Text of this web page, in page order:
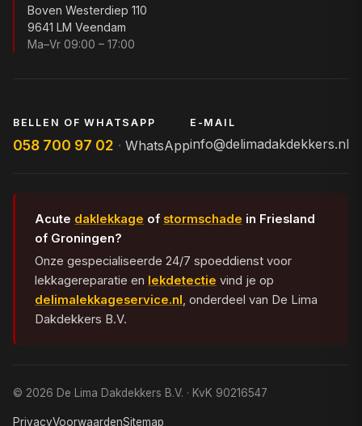
Boven Westerdiep 110
9641 LM Veendam
Ma–Vr 09:00 – 17:00
BELLEN OF WHATSAPP
058 700 97 02 · WhatsApp
E-MAIL
info@delimadakdekkers.nl
Acute daklekkage of stormschade in Friesland
of Groningen?
Onze gespecialiseerde 24/7 spoeddienst voor
lekkagereparatie en lekdetectie vind je op
delimalekkageservice.nl, onderdeel van De Lima
Dakdekkers B.V.
© 2026 De Lima Dakdekkers B.V. · KvK 90216547
PrivacyVoorwaardenSitemap